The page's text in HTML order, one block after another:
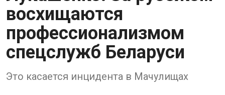
восхищаются
профессионализмом
спецслужб Беларуси
Это касается инцидента в Мачулищах